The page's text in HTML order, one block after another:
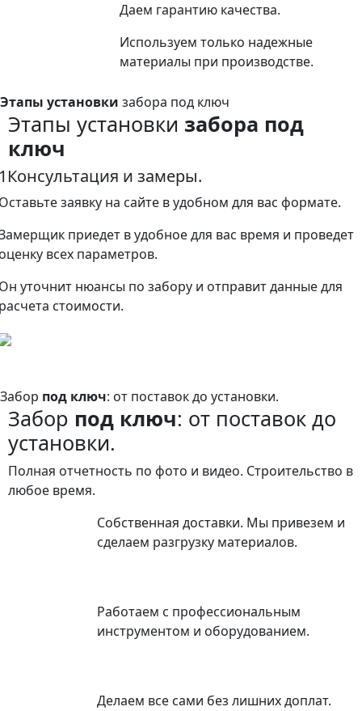
Даем гарантию качества.
Используем только надежные
материалы при производстве.
Этапы установки забора под ключ
Этапы установки забора под
ключ
Консультация и замеры.
заявку на сайте в удобном для вас формате.
приедет в удобное для вас время и проведет
всех параметров.
уточнит нюансы по забору и отправит данные для
стоимости.
Забор под ключ: от поставок до установки.
Забор под ключ: от поставок до
установки.
Полная отчетность по фото и видео. Строительство в
любое время.
Собственная доставки. Мы привезем и
сделаем разгрузку материалов.
Работаем с профессиональным
инструментом и оборудованием.
Делаем все сами без лишних доплат.